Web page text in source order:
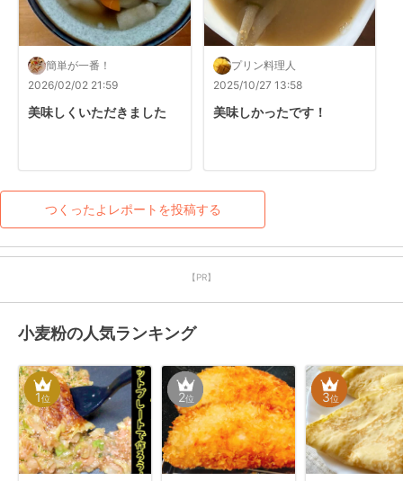
簡単が一番！
2026/02/02 21:59
美味しくいただきました
プリン料理人
2025/10/27 13:58
美味しかったです！
つくったよレポートを投稿する
【PR】
小麦粉の人気ランキング
1位 2位 3位